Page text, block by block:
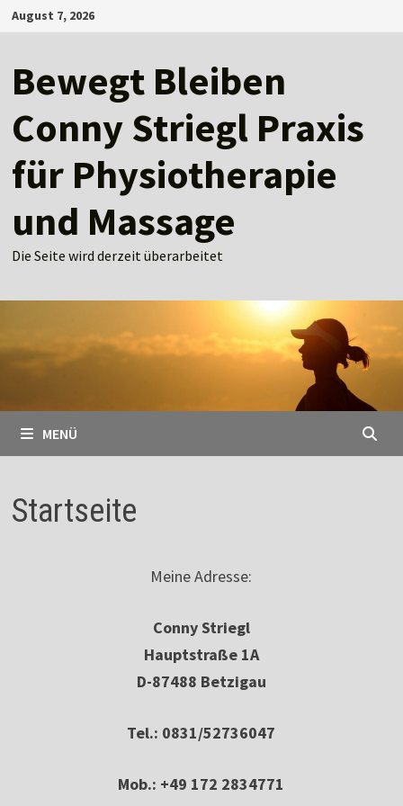
Zum
Inhalt
August 7, 2026
Bewegt Bleiben
Conny Striegl Praxis
für Physiotherapie
und Massage
Die Seite wird derzeit überarbeitet
MENÜ
Startseite
Meine Adresse:
Conny Striegl
Hauptstraße 1A
D-87488 Betzigau
Tel.: 0831/52736047
Mob.: +49 172 2834771